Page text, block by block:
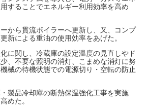
することでエネルギー利用効率を高め
から貫流ボイラーへ更新し、又、コンプ
新による重油の使用効率をあげた。
に関し、冷蔵庫の設定温度の見直しやド
、不要な照明の消灯、こまめな消灯に努
械の待機状態での電源切り・空転の防止
製品冷却庫の断熱保温強化工事を実施
めた。